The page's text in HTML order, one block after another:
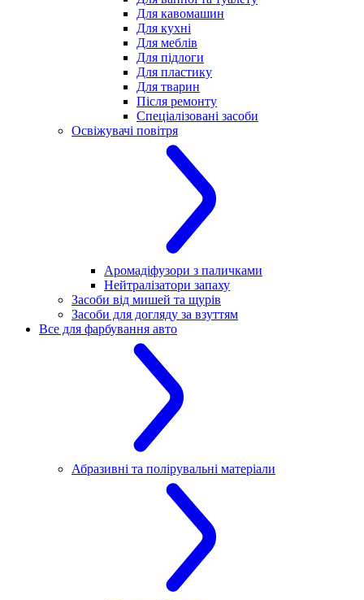
Для кавомашин
Для кухні
Для меблів
Для підлоги
Для пластику
Для тварин
Після ремонту
Спеціалізовані засоби
Освіжувачі повітря
Аромадіфузори з паличками
Нейтралізатори запаху
Засоби від мишей та щурів
Засоби для догляду за взуттям
Все для фарбування авто
Абразивні та полірувальні матеріали